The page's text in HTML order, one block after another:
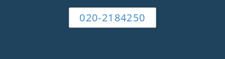
020-2184250